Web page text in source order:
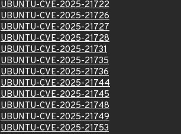
UBUNTU-CVE-2025-21722
UBUNTU-CVE-2025-21726
UBUNTU-CVE-2025-21727
UBUNTU-CVE-2025-21728
UBUNTU-CVE-2025-21731
UBUNTU-CVE-2025-21735
UBUNTU-CVE-2025-21736
UBUNTU-CVE-2025-21744
UBUNTU-CVE-2025-21745
UBUNTU-CVE-2025-21748
UBUNTU-CVE-2025-21749
UBUNTU-CVE-2025-21753